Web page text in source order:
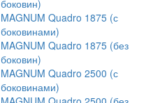
боковин)
MAGNUM Quadro 1875 (с
боковинами)
MAGNUM Quadro 1875 (без
боковин)
MAGNUM Quadro 2500 (с
боковинами)